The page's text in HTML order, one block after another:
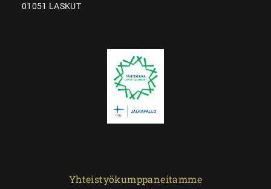
01051 LASKUT
Yhteistyökumppaneitamme